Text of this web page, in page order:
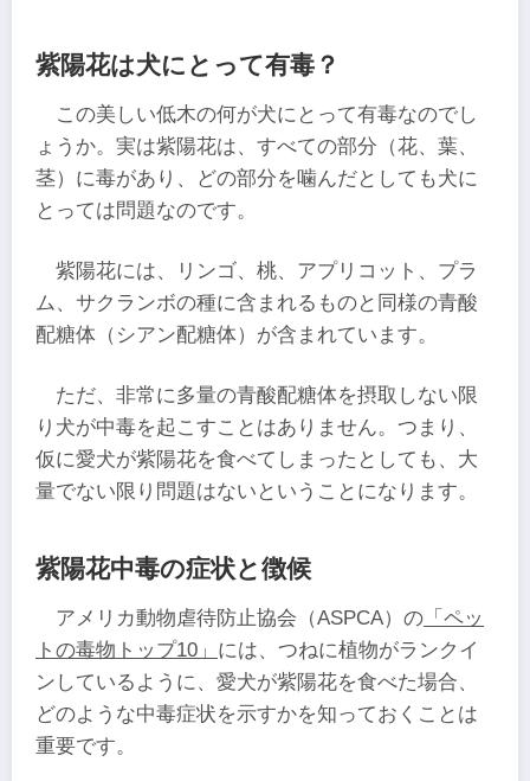
紫陽花は犬にとって有毒？
この美しい低木の何が犬にとって有毒なのでし
ょうか。実は紫陽花は、すべての部分（花、葉、
茎）に毒があり、どの部分を噛んだとしても犬に
とっては問題なのです。
紫陽花には、リンゴ、桃、アプリコット、プラ
ム、サクランボの種に含まれるものと同様の青酸
配糖体（シアン配糖体）が含まれています。
ただ、非常に多量の青酸配糖体を摂取しない限
り犬が中毒を起こすことはありません。つまり、
仮に愛犬が紫陽花を食べてしまったとしても、大
量でない限り問題はないということになります。
紫陽花中毒の症状と徴候
アメリカ動物虐待防止協会（ASPCA）の 「ペッ
トの毒物トップ10」 には、つねに植物がランクイ
ンしているように、愛犬が紫陽花を食べた場合、
どのような中毒症状を示すかを知っておくことは
重要です。